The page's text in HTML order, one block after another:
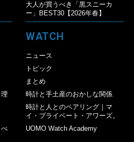
大人が買うべき「黒スニーカ
ー」BEST30【2026年春】
WATCH
ニュース
トピック
まとめ
時計と手土産のおかしな関係
時計と人とのペアリング｜マ
イ・プライベート・アワーズ。
UOMO Watch Academy